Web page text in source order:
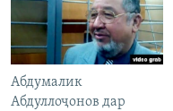
Абдумалик
Абдуллоҷонов дар